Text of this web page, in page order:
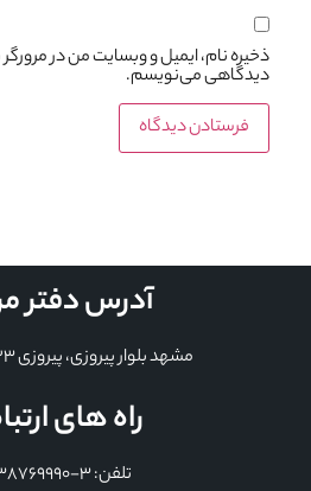
ذخیره نام، ایمیل و وبسایت من در مرورگر
دیدگاهی می‌نویسم.
آدرس دفتر
مشهد بلوار پیروزی، پیروزی 23 ممیز 3 پلاک 81
راه های
تلفن: 3-38769990 (051)